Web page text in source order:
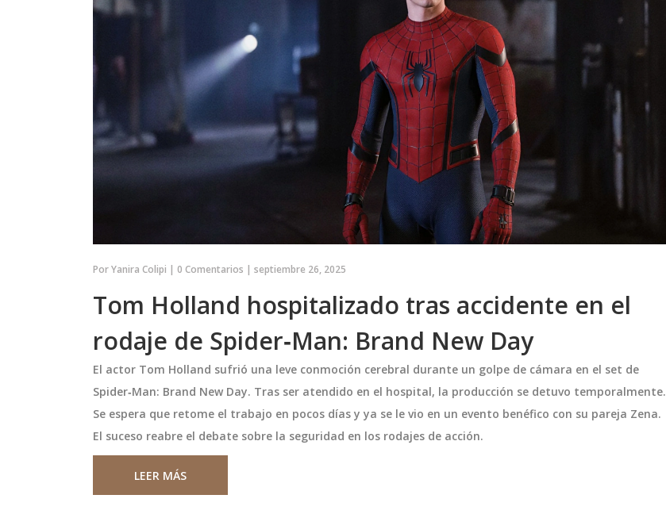
PorYanira Colipi | 0 Comentarios | septiembre 26, 2025
Tom Holland hospitalizado tras accidente en el
rodaje de Spider‑Man: Brand New Day
El actor Tom Holland sufrió una leve conmoción cerebral durante un golpe de cámara en el set de
Spider‑Man: Brand New Day. Tras ser atendido en el hospital, la producción se detuvo temporalmente.
Se espera que retome el trabajo en pocos días y ya se le vio en un evento benéfico con su pareja Zena.
El suceso reabre el debate sobre la seguridad en los rodajes de acción.
LEER MÁSCoquimbo Unido vence a
Universidad de Chile en